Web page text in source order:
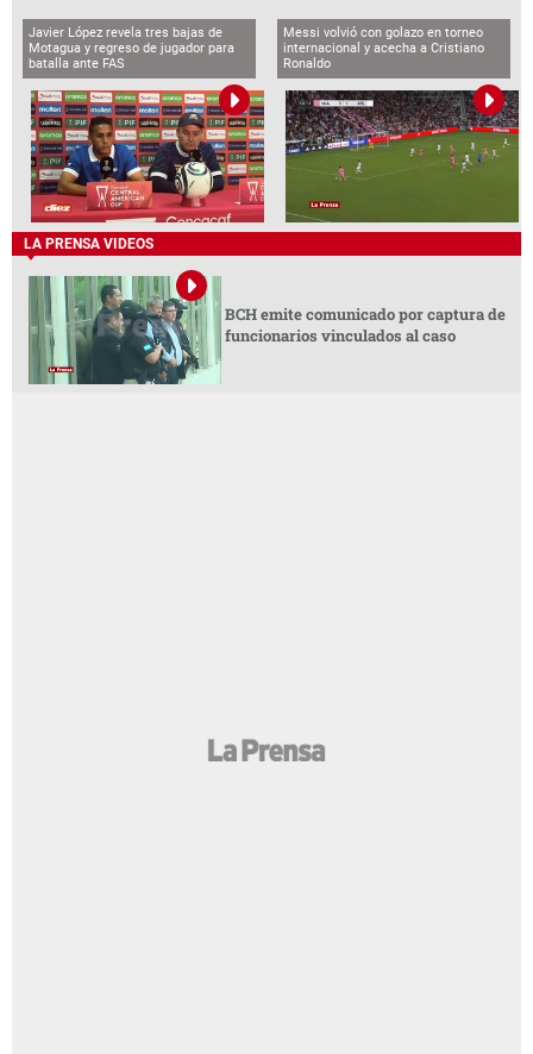
Javier López revela tres bajas de
Motagua y regreso de jugador para
batalla ante FAS
Messi volvió con golazo en torneo
internacional y acecha a Cristiano
Ronaldo
LA PRENSA VIDEOS
BCH emite comunicado por captura de
funcionarios vinculados al caso